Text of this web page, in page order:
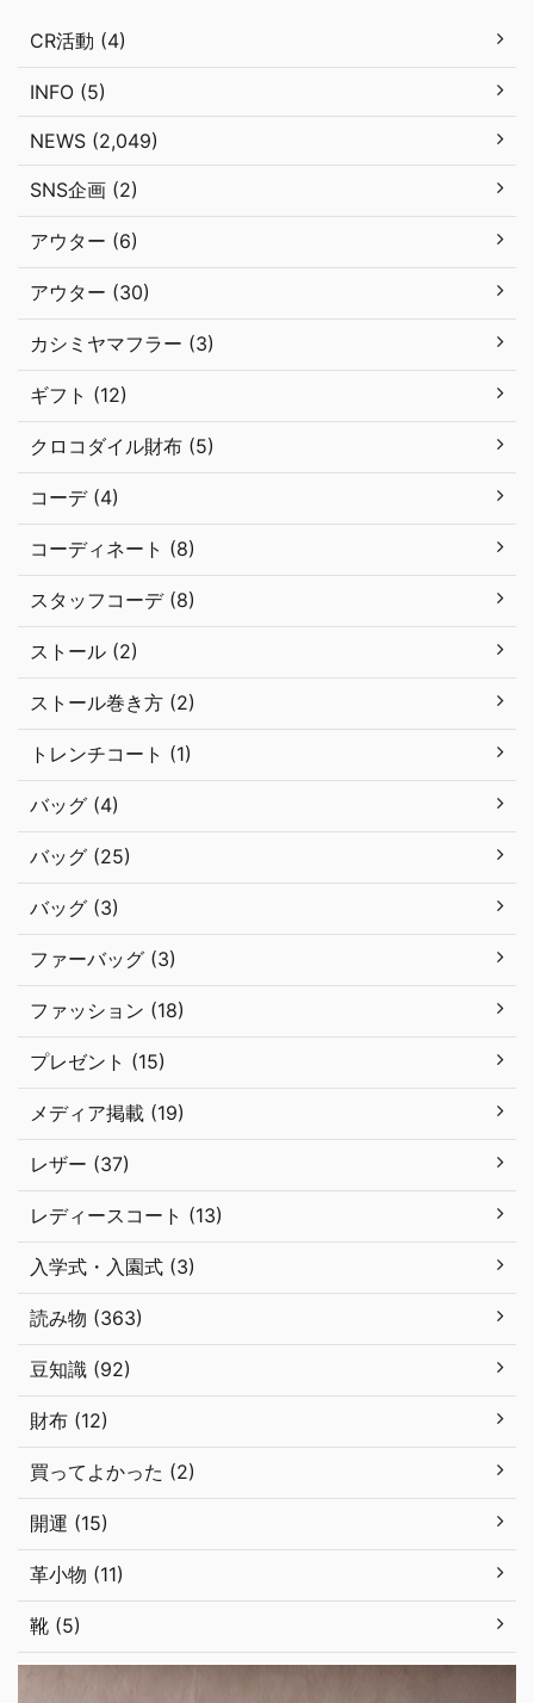
CR活動 (4)
INFO (5)
NEWS (2,049)
SNS企画 (2)
アウター (6)
アウター (30)
カシミヤマフラー (3)
ギフト (12)
クロコダイル財布 (5)
コーデ (4)
コーディネート (8)
スタッフコーデ (8)
ストール (2)
ストール巻き方 (2)
トレンチコート (1)
バッグ (4)
バッグ (25)
バッグ (3)
ファーバッグ (3)
ファッション (18)
プレゼント (15)
メディア掲載 (19)
レザー (37)
レディースコート (13)
入学式・入園式 (3)
読み物 (363)
豆知識 (92)
財布 (12)
買ってよかった (2)
開運 (15)
革小物 (11)
靴 (5)